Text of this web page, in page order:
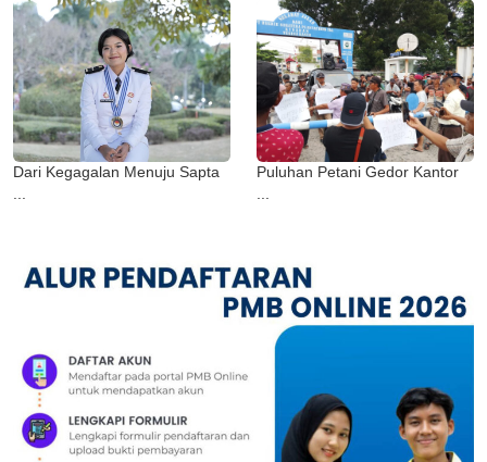
Dari Kegagalan Menuju Sapta
...
Puluhan Petani Gedor Kantor
...